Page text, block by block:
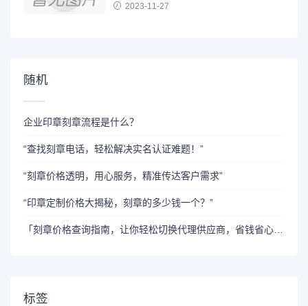
2023-11-27
随机
企业印章刻章流程是什么？
“查找刻章电话，轻松解决实名认证难题！”
“刻章价格透明，用心服务，精准传达客户需求”
“印章定制价格大揭秘，刻章的多少钱一个？”
标签